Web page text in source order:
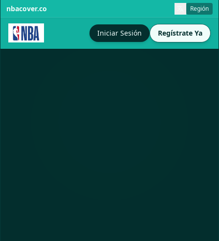
nbacover.co Región
Iniciar Sesión Regístrate Ya